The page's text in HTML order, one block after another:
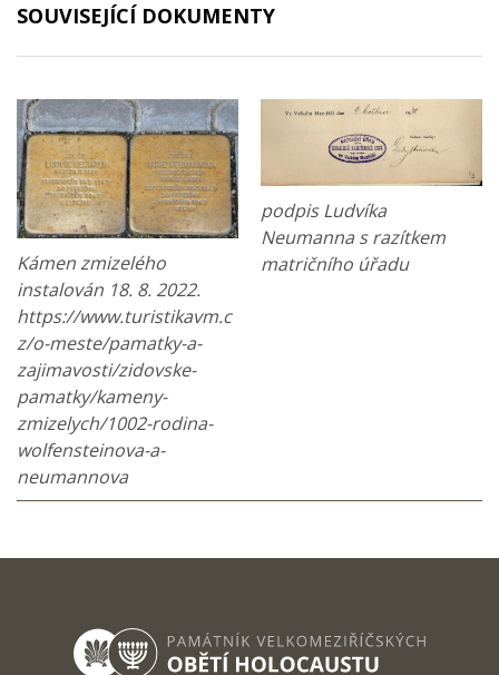
SOUVISEJÍCÍ DOKUMENTY
Kámen zmizelého
instalován 18. 8. 2022.
https://www.turistikavm.c
z/o-meste/pamatky-a-
zajimavosti/zidovske-
pamatky/kameny-
zmizelych/1002-rodina-
wolfensteinova-a-
neumannova
podpis Ludvíka
Neumanna s razítkem
matričního úřadu